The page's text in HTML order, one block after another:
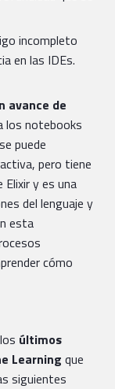
incompleto
en las IDEs.
avance de
los notebooks
puede
pero tiene
Elixir y es una
del lenguaje y
esta
cómo
últimos
Learning que
siguientes